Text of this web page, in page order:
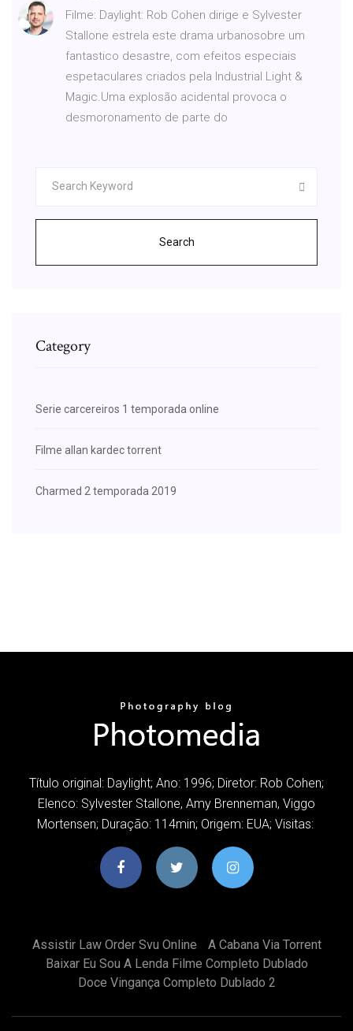
Filme: Daylight: Rob Cohen dirige e Sylvester
Stallone estrela este drama urbanosobre um
fantastico desastre, com efeitos especiais
espetaculares criados pela Industrial Light &
Magic.Uma explosão acidental provoca o
desmoronamento de parte do
Search
Category
Serie carcereiros 1 temporada online
Filme allan kardec torrent
Charmed 2 temporada 2019
Título original: Daylight; Ano: 1996; Diretor: Rob Cohen;
Elenco: Sylvester Stallone, Amy Brenneman, Viggo
Mortensen; Duração: 114min; Origem: EUA; Visitas:
Assistir Law Order Svu Online
A Cabana Via Torrent
Baixar Eu Sou A Lenda Filme Completo Dublado
Doce Vingança Completo Dublado 2